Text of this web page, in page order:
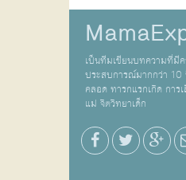
เป็นทีมเขียนบทความที่มี
ประสบการณ์มากกว่า 10
คลอด ทารกแรกเกิด การ
แม่ จิตวิทยาเด็ก